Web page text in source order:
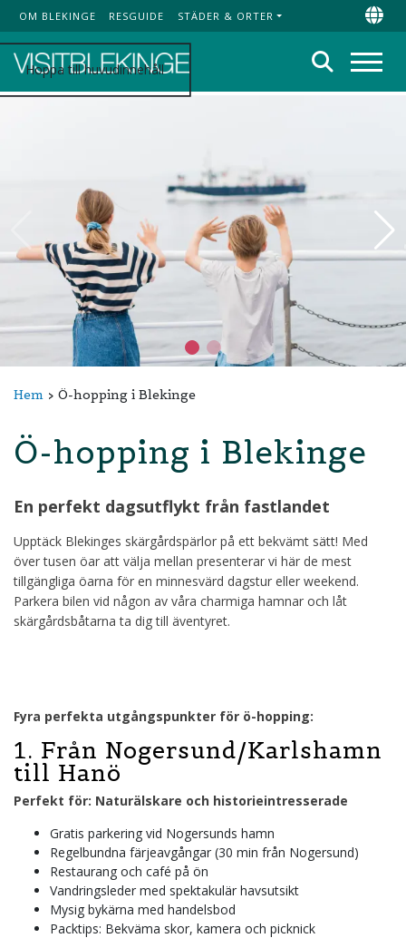
Hoppa till huvudinnehåll
Top Menu
OM BLEKINGE RESGUIDE STÄDER & ORTER
Sök
Hem Ö-hopping i Blekinge
Ö-hopping i Blekinge
En perfekt dagsutflykt från fastlandet
Upptäck Blekinges skärgårdspärlor på ett bekvämt sätt! Med
över tusen öar att välja mellan presenterar vi här de mest
tillgängliga öarna för en minnesvärd dagstur eller weekend.
Parkera bilen vid någon av våra charmiga hamnar och låt
skärgårdsbåtarna ta dig till äventyret.
Fyra perfekta utgångspunkter för ö-hopping:
1. Från Nogersund/Karlshamn
till Hanö
Perfekt för: Naturälskare och historieintresserade
Gratis parkering vid Nogersunds hamn
Regelbundna färjeavgångar (30 min från Nogersund)
Restaurang och café på ön
Vandringsleder med spektakulär havsutsikt
Mysig bykärna med handelsbod
Packtips: Bekväma skor, kamera och picknick